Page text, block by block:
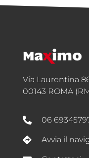
Via Laurentina
00143 ROMA
06
Avvia il